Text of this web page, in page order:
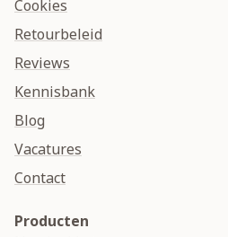
Cookies
Retourbeleid
Reviews
Kennisbank
Blog
Vacatures
Contact
Producten